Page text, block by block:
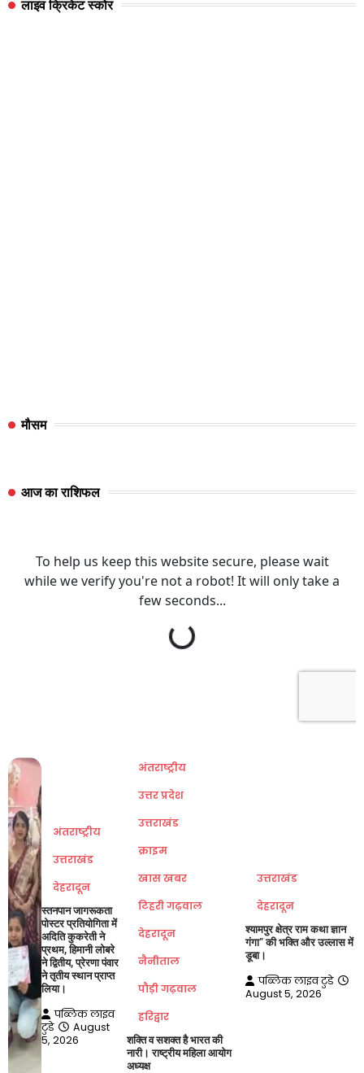
लाइव क्रिकेट स्कोर
मौसम
आज का राशिफल
अंतराष्ट्रीय
उत्तराखंड
देहरादून
स्तनपान जागरूकता
पोस्टर प्रतियोगिता में
अदिति कुकरेती ने
प्रथम, हिमानी लोबरे
ने द्वितीय, प्रेरणा पंवार
ने तृतीय स्थान प्राप्त
लिया।
पब्लिक लाइव
टुडे
August
5, 2026
अंतराष्ट्रीय
उत्तर प्रदेश
उत्तराखंड
क्राइम
खास खबर
टिहरी गढ़वाल
देहरादून
नैनीताल
पौड़ी गढ़वाल
हरिद्वार
शक्ति व सशक्त है भारत की
नारी। राष्ट्रीय महिला आयोग
अध्यक्ष
उत्तराखंड
देहरादून
श्यामपुर क्षेत्र राम कथा ज्ञान
गंगा” की भक्ति और उल्लास में
डूबा।
पब्लिक लाइव टुडे
August 5, 2026